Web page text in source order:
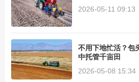
2026-05-11 09:13
不用下地忙活？包
中托管千亩田
2026-05-08 15:34